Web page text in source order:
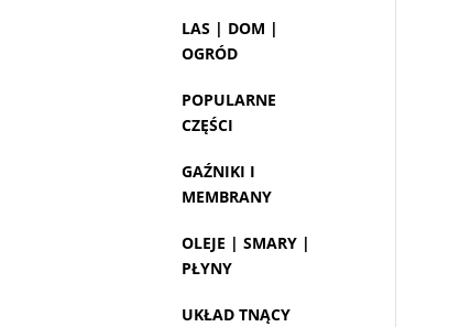
LAS | DOM |
OGRÓD
POPULARNE
CZĘŚCI
GAŹNIKI I
MEMBRANY
OLEJE | SMARY |
PŁYNY
UKŁAD TNĄCY